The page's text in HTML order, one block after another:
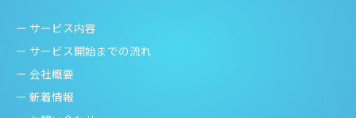
ー サービス内容
ー サービス開始までの流れ
ー 会社概要
ー 新着情報